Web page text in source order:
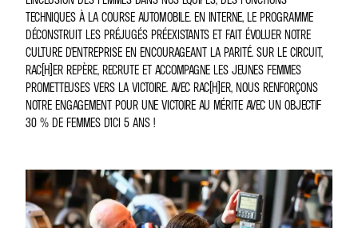
TECHNIQUES À LA COURSE AUTOMOBILE. EN INTERNE, LE PROGRAMME
DÉCONSTRUIT LES PRÉJUGÉS PRÉEXISTANTS ET FAIT ÉVOLUER NOTRE
CULTURE D'ENTREPRISE EN ENCOURAGEANT LA PARITÉ. SUR LE CIRCUIT,
RAC(H)ER REPÈRE, RECRUTE ET ACCOMPAGNE LES JEUNES FEMMES
PROMETTEUSES VERS LA VICTOIRE. AVEC RAC(H)ER, NOUS RENFORÇONS
NOTRE ENGAGEMENT POUR UNE VICTOIRE AU MÉRITE AVEC UN OBJECTIF
30 % DE FEMMES D'ICI 5 ANS !